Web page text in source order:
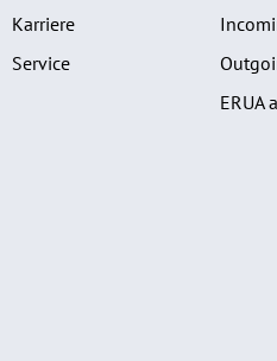
Karriere
Service
ERUA